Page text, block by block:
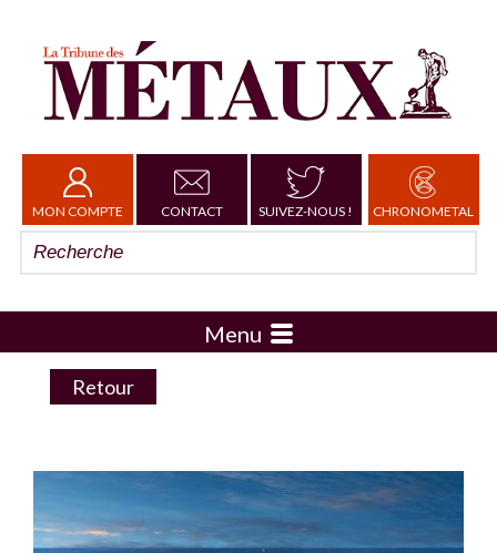
MON COMPTE CONTACT SUIVEZ-NOUS ! CHRONOMETAL
Menu
Retour